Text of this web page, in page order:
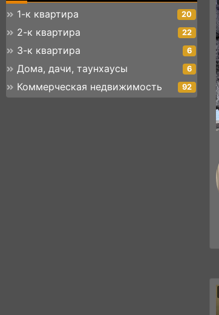
1-к квартира 20
2-к квартира 22
3-к квартира 6
Дома, дачи, таунхаусы 6
Коммерческая недвижимость 92